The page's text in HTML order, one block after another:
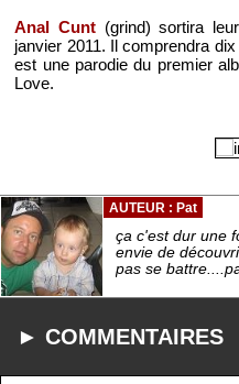
Anal Cunt (grind) sortira
janvier 2011. Il comprendra
est une parodie du premier
Love.
AUTEUR : Pat
ça c'est dur une
envie de
pas se
► COMMENTAIRES